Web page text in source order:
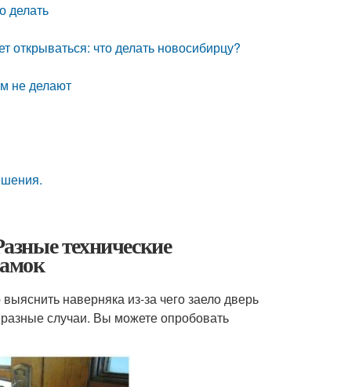
делать
открываться: что делать новосибирцу?
не делают
технические
наверняка из-за чего заело дверь
случаи. Вы можете опробовать